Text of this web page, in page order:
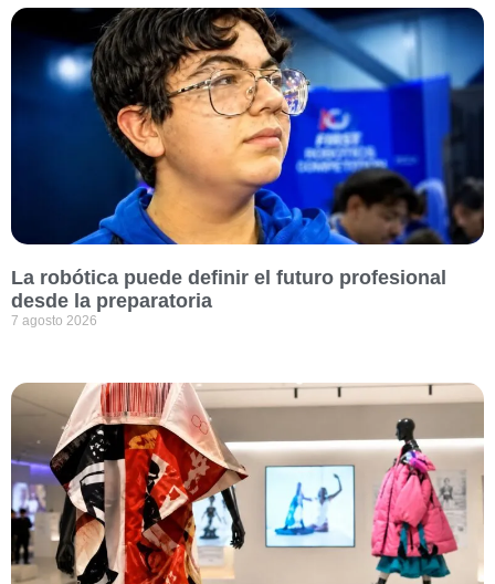
La robótica puede definir el futuro profesional
desde la preparatoria
7 agosto 2026